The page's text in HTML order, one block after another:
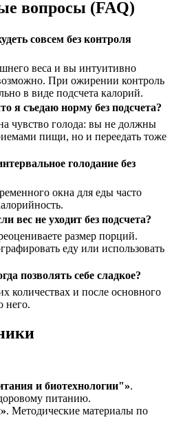
вопросы (FAQ)
совсем без контроля
веса и вы интуитивно
При ожирении контроль
в виде подсчета калорий.
я съедаю норму без подсчета?
чувство голода: вы не должны
пищи, но и переедать тоже
голодание без
окна для еды часто
вес не уходит без подсчета?
размер порций.
еду или использовать
позволять себе сладкое?
количествах и после основного
него.
и биотехнологии"».
питанию.
. Методические материалы по